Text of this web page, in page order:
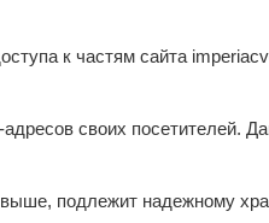
к частям сайта
своих
подлежит надежному